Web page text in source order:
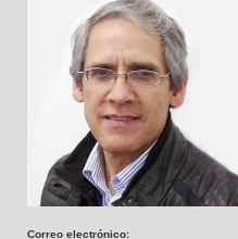
Correo electrónico: